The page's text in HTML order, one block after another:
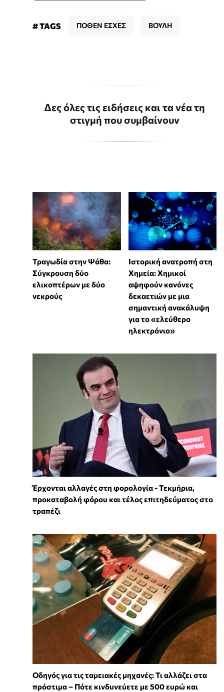
# TAGS ΠΟΘΕΝ ΕΣΧΕΣ ΒΟΥΛΗ
Δες όλες τις ειδήσεις και τα νέα τη
στιγμή που συμβαίνουν
Τραγωδία στην Ψάθα:
Σύγκρουση δύο
ελικοπτέρων με δύο
νεκρούς
Ιστορική ανατροπή στη
Χημεία: Χημικοί
αψηφούν κανόνες
δεκαετιών με μια
σημαντική ανακάλυψη
για το «ελεύθερο
ηλεκτρόνιο»
Έρχονται αλλαγές στη φορολογία - Τεκμήρια,
προκαταβολή φόρου και τέλος επιτηδεύματος στο
τραπέζι
Οδηγός για τις ταμειακές μηχανές: Τι αλλάζει στα
πρόστιμα – Πότε κινδυνεύετε με 500 ευρώ και